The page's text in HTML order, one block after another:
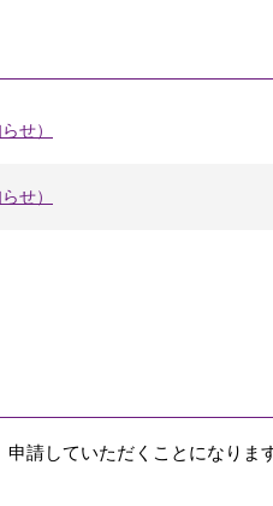
せ）
せ）
請していただくことになりま